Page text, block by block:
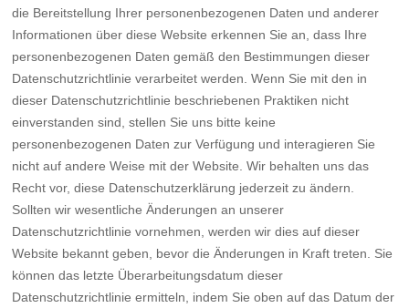
die Bereitstellung Ihrer personenbezogenen Daten und anderer
Informationen über diese Website erkennen Sie an, dass Ihre
personenbezogenen Daten gemäß den Bestimmungen dieser
Datenschutzrichtlinie verarbeitet werden. Wenn Sie mit den in
dieser Datenschutzrichtlinie beschriebenen Praktiken nicht
einverstanden sind, stellen Sie uns bitte keine
personenbezogenen Daten zur Verfügung und interagieren Sie
nicht auf andere Weise mit der Website. Wir behalten uns das
Recht vor, diese Datenschutzerklärung jederzeit zu ändern.
Sollten wir wesentliche Änderungen an unserer
Datenschutzrichtlinie vornehmen, werden wir dies auf dieser
Website bekannt geben, bevor die Änderungen in Kraft treten. Sie
können das letzte Überarbeitungsdatum dieser
Datenschutzrichtlinie ermitteln, indem Sie oben auf das Datum der